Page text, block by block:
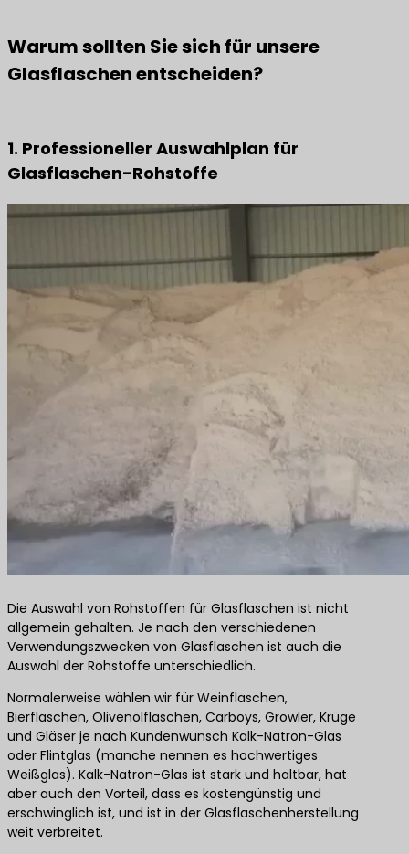
Warum sollten Sie sich für unsere
Glasflaschen entscheiden?
1. Professioneller Auswahlplan für
Glasflaschen-Rohstoffe
Die Auswahl von Rohstoffen für Glasflaschen ist nicht
allgemein gehalten. Je nach den verschiedenen
Verwendungszwecken von Glasflaschen ist auch die
Auswahl der Rohstoffe unterschiedlich.
Normalerweise wählen wir für Weinflaschen,
Bierflaschen, Olivenölflaschen, Carboys, Growler, Krüge
und Gläser je nach Kundenwunsch Kalk-Natron-Glas
oder Flintglas (manche nennen es hochwertiges
Weißglas). Kalk-Natron-Glas ist stark und haltbar, hat
aber auch den Vorteil, dass es kostengünstig und
erschwinglich ist, und ist in der Glasflaschenherstellung
weit verbreitet.